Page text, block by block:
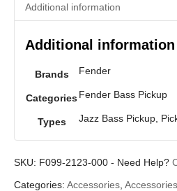
Additional information
Additional information
Brands Fender
CategoriesFender Bass Pickup
Types Jazz Bass Pickup,
SKU: F099-2123-000 - Need Help?
Categories: Accessories